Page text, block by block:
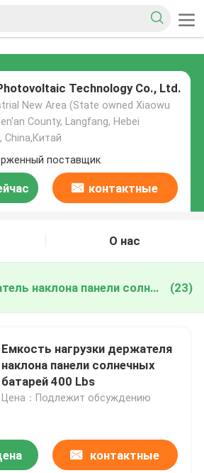
Technology Co., Ltd.
New Area (State owned Xiaowu
County, Langfang, Hebei
China,Китай
поставщик
контактные
О нас
Китай Держатель наклона панели солнечных батарей (23)
Емкость нагрузки держателя
наклона панели солнечных
батарей 400 Lbs
Цена：Подлежит обсуждению
контактные